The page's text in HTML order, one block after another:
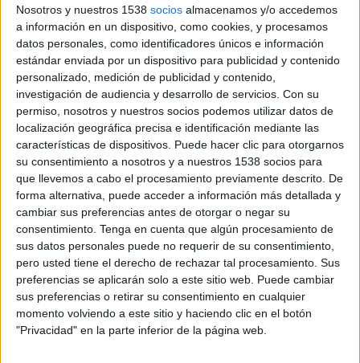
Nosotros y nuestros 1538 socios almacenamos y/o accedemos
a información en un dispositivo, como cookies, y procesamos
datos personales, como identificadores únicos e información
estándar enviada por un dispositivo para publicidad y contenido
personalizado, medición de publicidad y contenido,
investigación de audiencia y desarrollo de servicios. Con su
permiso, nosotros y nuestros socios podemos utilizar datos de
localización geográfica precisa e identificación mediante las
características de dispositivos. Puede hacer clic para otorgarnos
su consentimiento a nosotros y a nuestros 1538 socios para
que llevemos a cabo el procesamiento previamente descrito. De
forma alternativa, puede acceder a información más detallada y
cambiar sus preferencias antes de otorgar o negar su
consentimiento. Tenga en cuenta que algún procesamiento de
sus datos personales puede no requerir de su consentimiento,
pero usted tiene el derecho de rechazar tal procesamiento. Sus
preferencias se aplicarán solo a este sitio web. Puede cambiar
sus preferencias o retirar su consentimiento en cualquier
momento volviendo a este sitio y haciendo clic en el botón
"Privacidad" en la parte inferior de la página web.
Amenaces 'sensibles'
26-01-2017 00:00 h
Adéu AraGirona.cat, hola Gerió!
18-01-2017 10:30 h
El negoci de l'aigua (i les seves
estafes)
04-02-2016 15:45 h
El clam pel dret a decidir
10-12-2013 00:00 h
Manca de confiança